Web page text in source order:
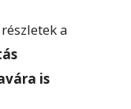
a
is